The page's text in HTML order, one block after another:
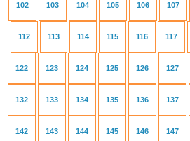
102 103 104 105 106 107
112 113 114 115 116 117
122 123 124 125 126 127
132 133 134 135 136 137
142 143 144 145 146 147